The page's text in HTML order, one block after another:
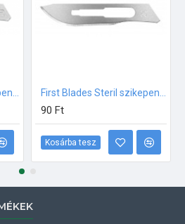
90 Ft
Kosárba tesz